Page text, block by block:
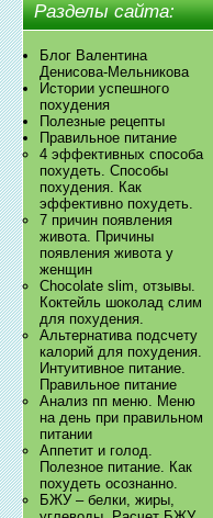
Разделы сайта:
Блог Валентина
Денисова-Мельникова
Истории успешного
похудения
Полезные рецепты
Правильное питание
4 эффективных способа
похудеть. Способы
похудения. Как
эффективно похудеть.
7 причин появления
живота. Причины
появления живота у
женщин
Chocolate slim, отзывы.
Коктейль шоколад слим
для похудения.
Альтернатива подсчету
калорий для похудения.
Интуитивное питание.
Правильное питание
Анализ пп меню. Меню
на день при правильном
питании
Аппетит и голод.
Полезное питание. Как
похудеть осознанно.
БЖУ – белки, жиры,